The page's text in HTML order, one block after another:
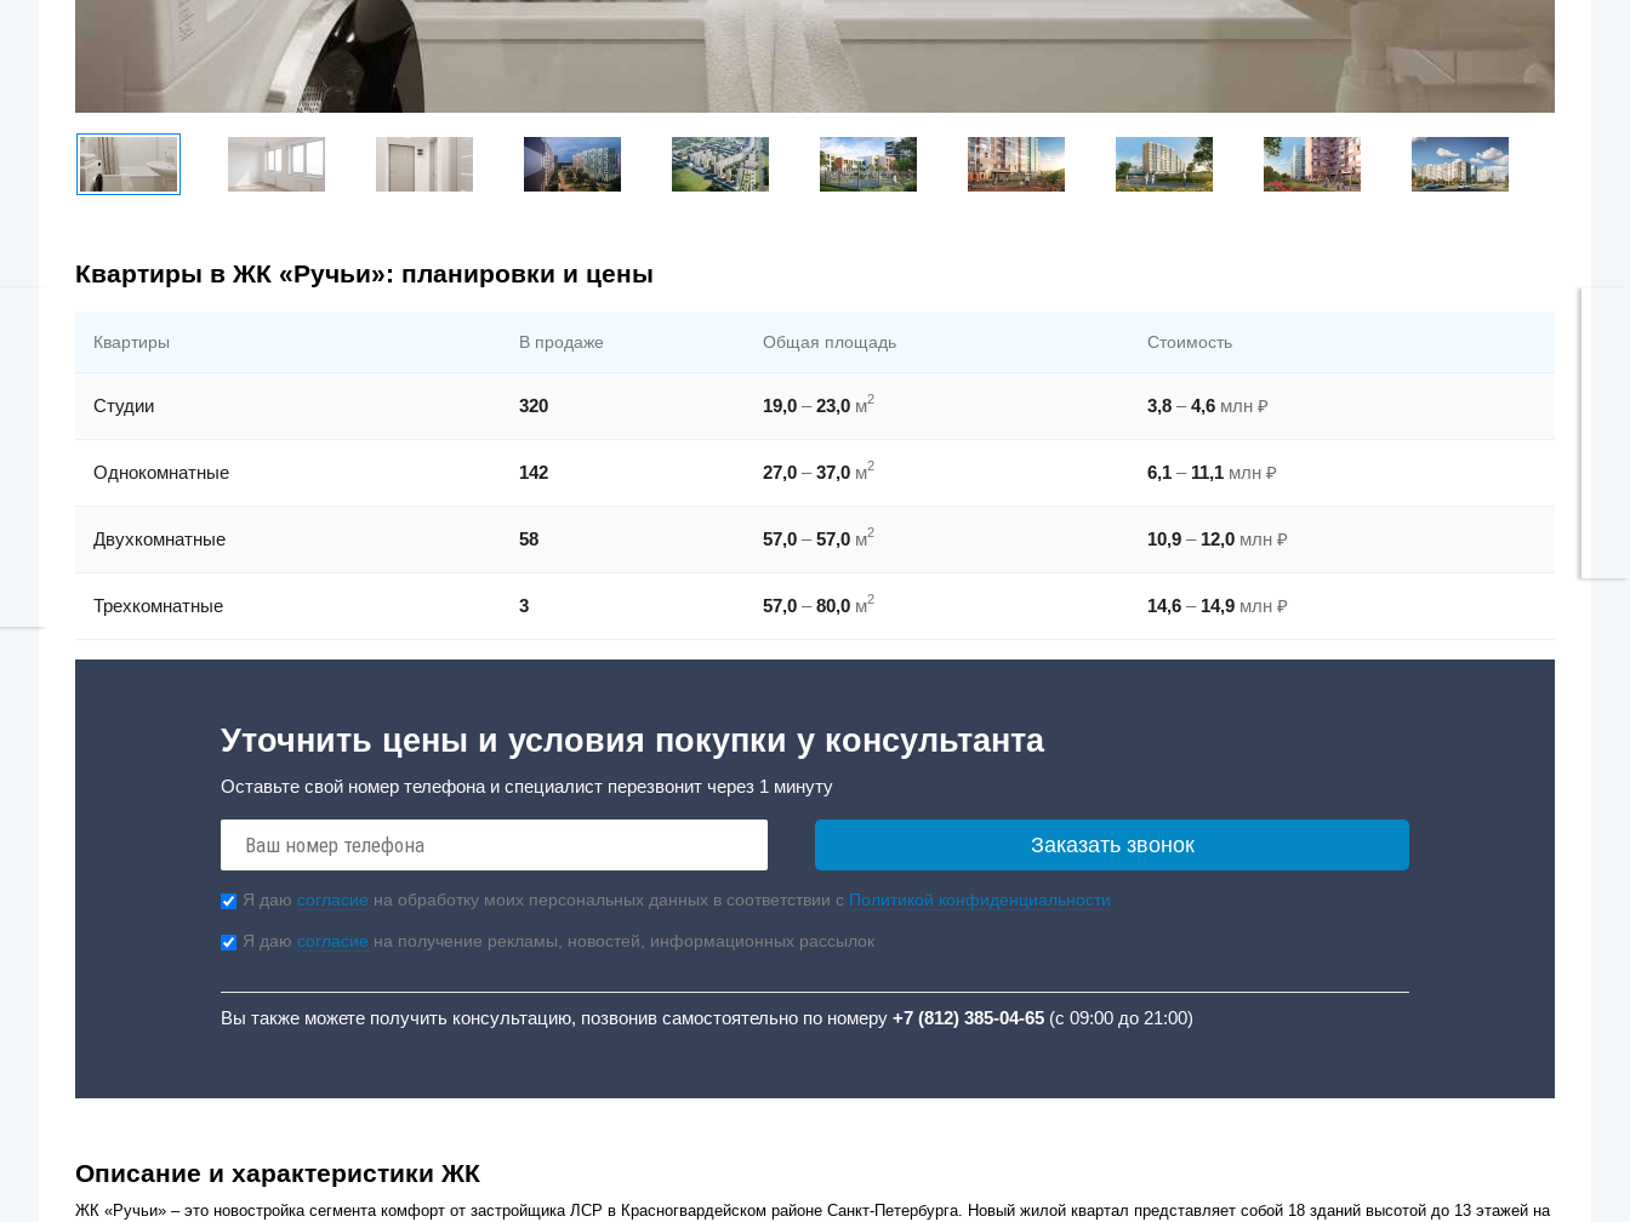
Квартиры в ЖК «Ручьи»: планировки и цены
Квартиры В продаже Общая площадь Стоимость
Студии 320 19,0 –23,0 м2 3,8 –4,6 млн ₽
Однокомнатные 142 27,0 –37,0 м2 6,1 –11,1 млн ₽
Двухкомнатные 58 57,0 –57,0 м2 10,9 –12,0 млн ₽
Трехкомнатные 3 57,0 –80,0 м2 14,6 –14,9 млн ₽
Уточнить цены и условия покупки у консультанта
Оставьте свой номер телефона и специалист перезвонит через 1 минуту
Я даю согласие на обработку моих персональных данных в соответствии с Политикой конфиденциальности
Я даю согласие на получение рекламы, новостей, информационных рассылок
Вы также можете получить консультацию, позвонив самостоятельно по номеру +7 (812) 385-04-65 (с 09:00 до 21:00)
Описание и характеристики ЖК
ЖК «Ручьи» – это новостройка сегмента комфорт от застройщика ЛСР в Красногвардейском районе Санкт-Петербурга. Новый жилой квартал представляет собой 18 зданий высотой до 13 этажей на